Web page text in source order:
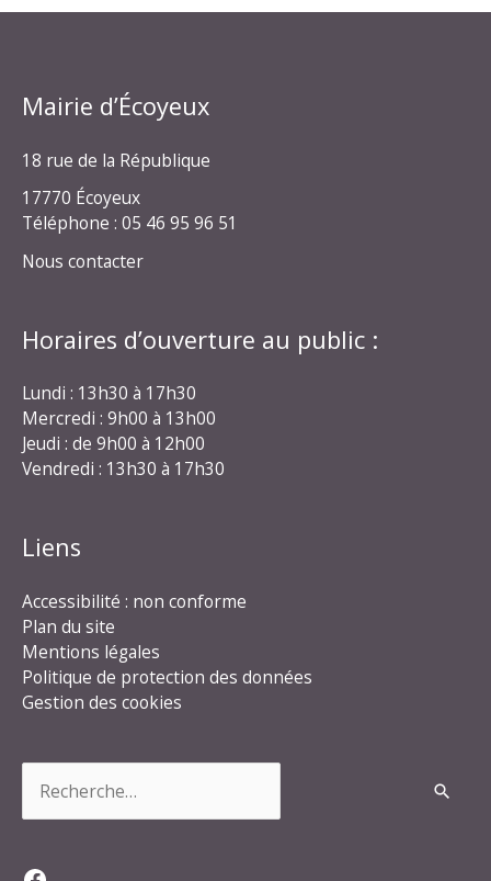
Mairie d’Écoyeux
18 rue de la République
17770 Écoyeux
Téléphone : 05 46 95 96 51
Nous contacter
Horaires d’ouverture au public :
Lundi : 13h30 à 17h30
Mercredi : 9h00 à 13h00
Jeudi : de 9h00 à 12h00
Vendredi : 13h30 à 17h30
Liens
Accessibilité : non conforme
Plan du site
Mentions légales
Politique de protection des données
Gestion des cookies